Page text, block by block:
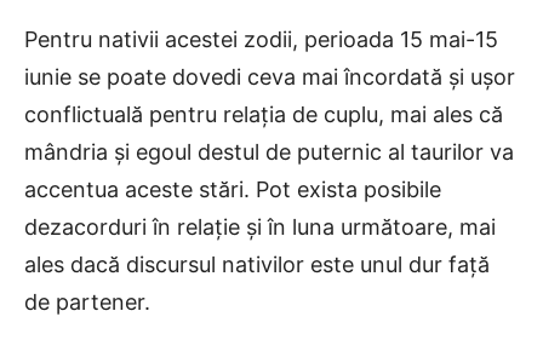
Pentru nativii acestei zodii, perioada 15 mai-15
iunie se poate dovedi ceva mai încordată și ușor
conflictuală pentru relația de cuplu, mai ales că
mândria și egoul destul de puternic al taurilor va
accentua aceste stări. Pot exista posibile
dezacorduri în relație și în luna următoare, mai
ales dacă discursul nativilor este unul dur față
de partener.